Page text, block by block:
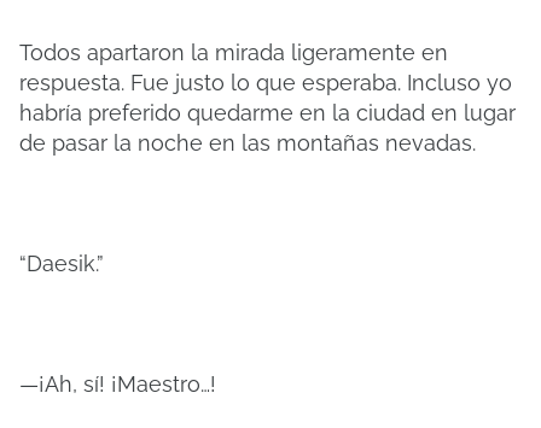
Todos apartaron la mirada ligeramente en
respuesta. Fue justo lo que esperaba. Incluso yo
habría preferido quedarme en la ciudad en lugar
de pasar la noche en las montañas nevadas.
“Daesik.”
—¡Ah, sí! ¡Maestro…!